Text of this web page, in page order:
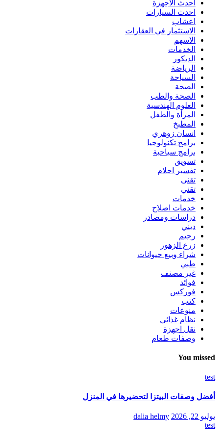
احدث الاجهزة
احدث السيارات
اعشاب
الاستثمار في العقارات
الاسهم
الخدمات
الديكور
الرياضة
السياحة
الصحة
الصحة والطب
العلوم الهندسية
المرأة والطفل
المطبخ
انسان زوهري
برامج تكنولوجيا
برامج سياحية
تسويق
تفسير احلام
تقنى
تقني
خدمات
خدمات اصلاح
دراسات ومصادر
ديني
رجيم
زرع الزهور
شراء وبيع حيوانات
طبي
غير مصنف
فوائد
فوركس
كتب
منوعات
نظام غذائي
نقل اجهزة
وصفات طعام
You missed
test
أفضل وصفات البيتزا لتحضيرها في المنزل
يوليو 22, 2026
dalia helmy
test